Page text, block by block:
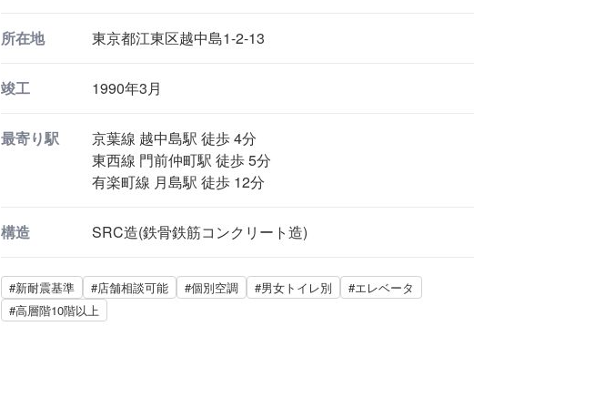
所在地 東京都江東区越中島1-2-13
竣工 1990年3月
最寄り駅
京葉線 越中島駅 徒歩 4分
東西線 門前仲町駅 徒歩 5分
有楽町線 月島駅 徒歩 12分
構造 SRC造(鉄骨鉄筋コンクリート造)
#新耐震基準 #店舗相談可能 #個別空調 #男女トイレ別
#エレベータ
#高層階10階以上